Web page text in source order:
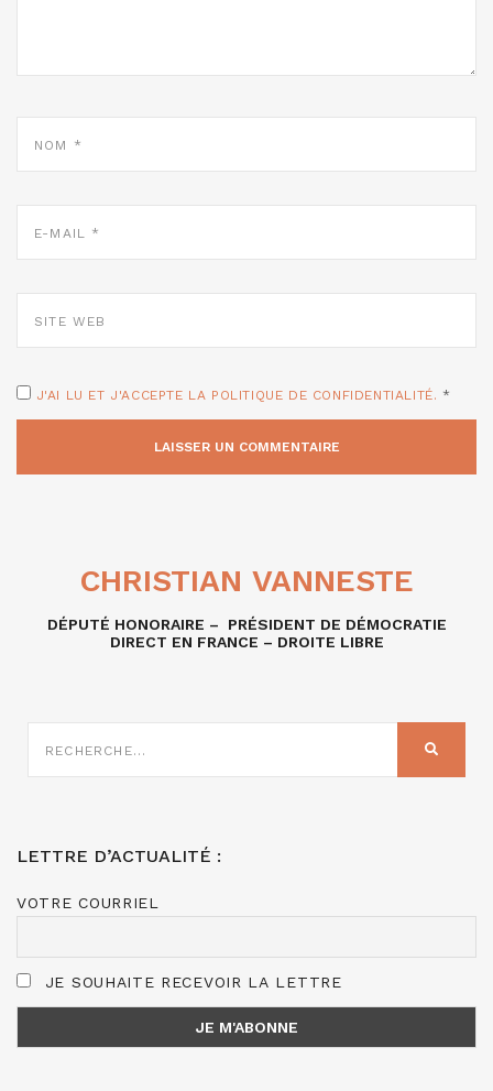
MAIL
WEB
J'AI LU ET J'ACCEPTE LA POLITIQUE DE CONFIDENTIALITÉ. *
CHRISTIAN VANNESTE
DÉPUTÉ HONORAIRE – PRÉSIDENT DE DÉMOCRATIE
DIRECT EN FRANCE – DROITE LIBRE
SUR
LETTRE D’ACTUALITÉ :
VOTRE COURRIEL
JE SOUHAITE RECEVOIR LA LETTRE